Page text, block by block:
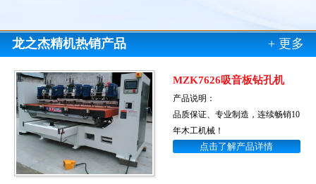
+ 更多
龙之杰精机热销产品
MZK7626吸音板钻孔机
产品说明：
品质保证、专业制造，连续畅销10
年木工机械！
点击了解产品详情